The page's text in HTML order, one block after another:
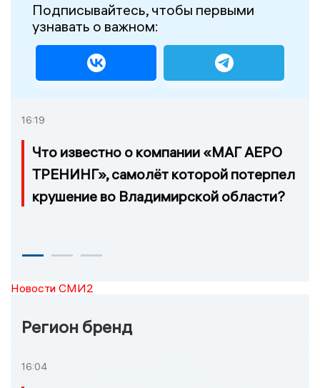
Подписывайтесь, чтобы первыми
узнавать о важном:
16:19
Что известно о компании «МАГ АЕРО
ТРЕНИНГ», самолёт которой потерпел
крушение во Владимирской области?
Новости СМИ2
Регион бренд
16:04